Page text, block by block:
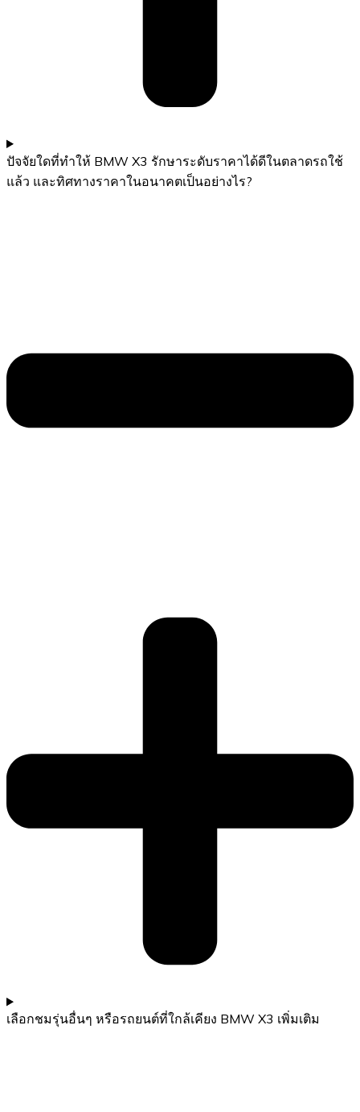
ปัจจัยใดที่ทำให้ BMW X3 รักษาระดับราคาได้ดีในตลาดรถใช้
แล้ว และทิศทางราคาในอนาคตเป็นอย่างไร?
เลือกชมรุ่นอื่นๆ หรือรถยนต์ที่ใกล้เคียง BMW X3 เพิ่มเติม